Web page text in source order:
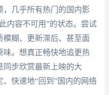
，几乎所有热门的国内影
内容不可用”的状态。尝试
模糊、更新滞后、甚至面
味。想真正畅快地追更热
同步欣赏最新上映的大
快速地“回到”国内的网络